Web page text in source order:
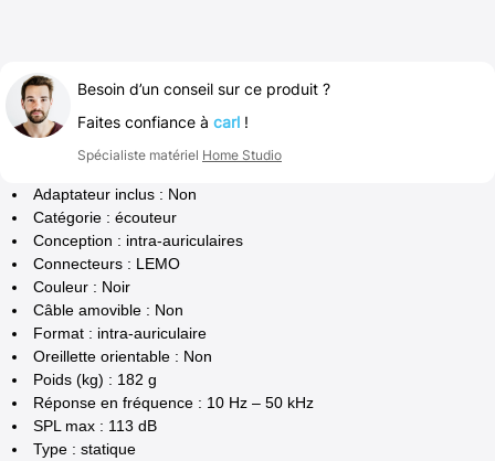
Besoin d’un conseil sur ce produit ?
Faites confiance à carl !
Spécialiste matériel Home Studio
Adaptateur inclus : Non
Catégorie : écouteur
Conception : intra-auriculaires
Connecteurs : LEMO
Couleur : Noir
Câble amovible : Non
Format : intra-auriculaire
Oreillette orientable : Non
Poids (kg) : 182 g
Réponse en fréquence : 10 Hz – 50 kHz
SPL max : 113 dB
Type : statique